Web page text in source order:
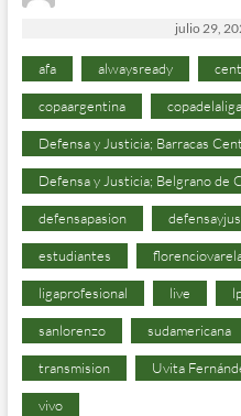
julio 29,
afa alwaysready
copaargentina copadelaliga
Defensa y Justicia; Barracas
Defensa y Justicia; Belgrano de
defensapasion
estudiantes
ligaprofesional live
sanlorenzo sudamericana
transmision Uvita
vivo